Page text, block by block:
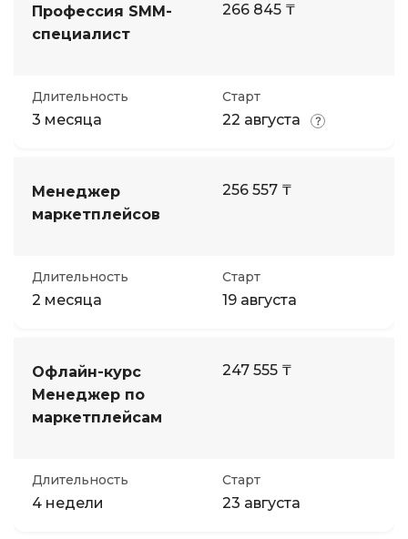
Профессия SMM-
специалист
266 845 ₸
Длительность
3 месяца
Старт
22 августа
Менеджер
маркетплейсов
256 557 ₸
Длительность
2 месяца
Старт
19 августа
Офлайн-курс
Менеджер по
маркетплейсам
247 555 ₸
Длительность
4 недели
Старт
23 августа